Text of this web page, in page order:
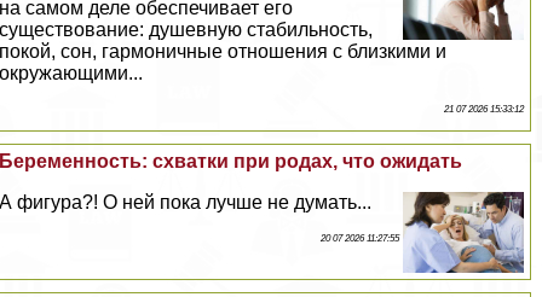
на самом деле обеспечивает его
существование: душевную стабильность,
покой, сон, гармоничные отношения с близкими и
окружающими...
21 07 2026 15:33:12
Беременность: схватки при родах, что ожидать
А фигура?! О ней пока лучше не думать...
20 07 2026 11:27:55